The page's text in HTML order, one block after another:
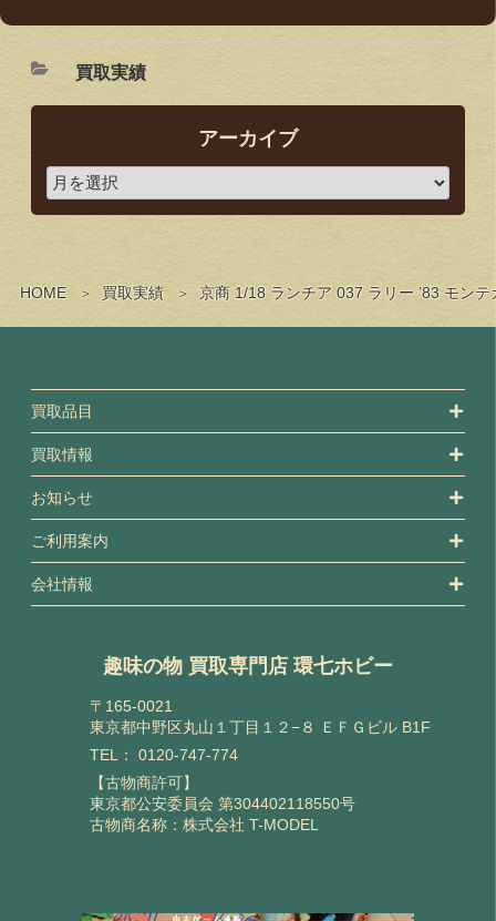
HOME 買取実績 京商 1/18 ランチア 037 ラリー ’83 モン
買取実績
アーカイブ
買取品目
買取情報
お知らせ
ご利用案内
会社情報
趣味の物 買取専門店 環七ホビー
〒165-0021
東京都中野区丸山１丁目１２−８ ＥＦＧビル B1F
TEL： 0120-747-774
【古物商許可】
東京都公安委員会 第304402118550号
古物商名称：株式会社 T-MODEL